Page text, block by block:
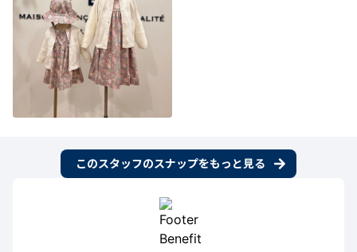
このスタッフのスナップをもっと見る